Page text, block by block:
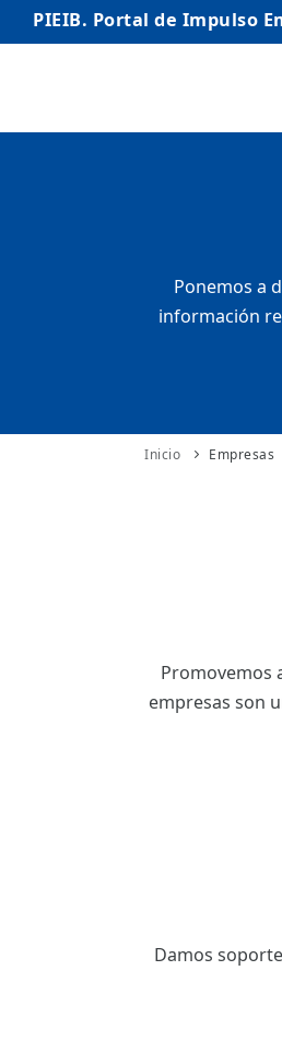
PIEIB. Portal de Impulso
INICIO
Ponemos a
información
Inicio Empresas
Promovemos
empresas son
Damos